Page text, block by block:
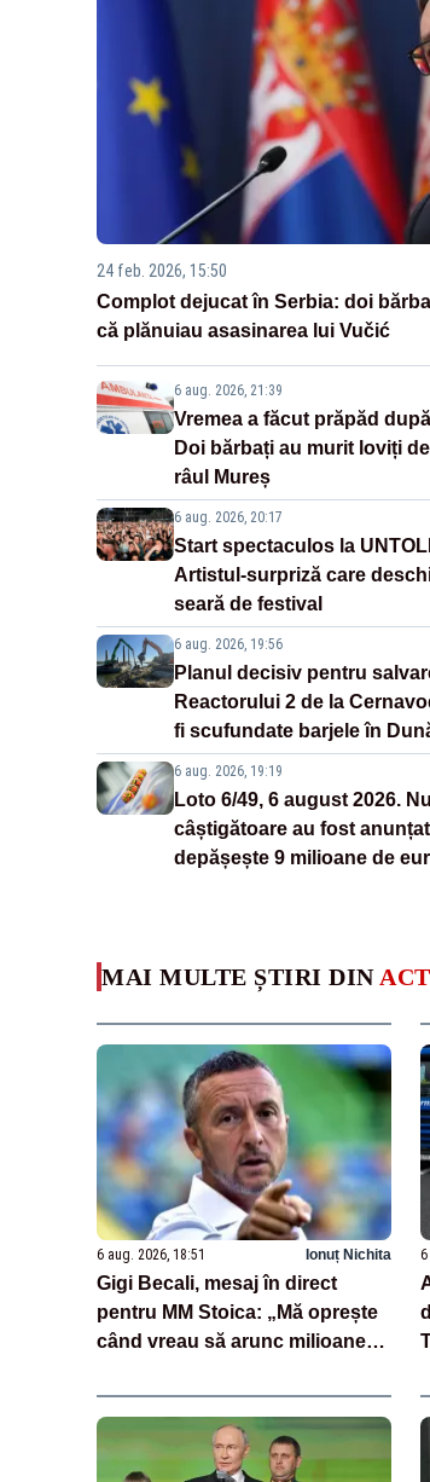
24 feb. 2026, 15:50
Complot dejucat în Serbia: doi
că plănuiau asasinarea lui Vučić
6 aug. 2026, 21:39
Vremea a făcut prăpăd
Doi bărbați au murit loviți
râul Mureș
6 aug. 2026, 20:17
Start spectaculos la
Artistul-surpriză care
seară de festival
6 aug. 2026, 19:56
Planul decisiv pentru
Reactorului 2 de la
fi scufundate barjele în
6 aug. 2026, 19:19
Loto 6/49, 6 august 2026.
câștigătoare au fost
depășește 9 milioane de
MAI MULTE ȘTIRI DIN
6 aug. 2026, 18:51 Ionuț Nichita
Gigi Becali, mesaj în direct
pentru MM Stoica: „Mă oprește
când vreau să arunc milioane
6